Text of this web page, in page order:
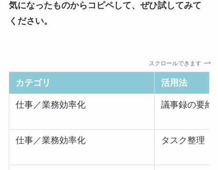
気になったものからコピペして、ぜひ試してみて
ください。
スクロールできます
カテゴリ 活用法
仕事／業務効率化 議事録の要約
仕事／業務効率化 タスク整理